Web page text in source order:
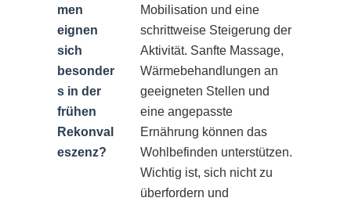
men
eignen
sich
besonder
s in der
frühen
Rekonval
eszenz?
Mobilisation und eine
schrittweise Steigerung der
Aktivität. Sanfte Massage,
Wärmebehandlungen an
geeigneten Stellen und
eine angepasste
Ernährung können das
Wohlbefinden unterstützen.
Wichtig ist, sich nicht zu
überfordern und